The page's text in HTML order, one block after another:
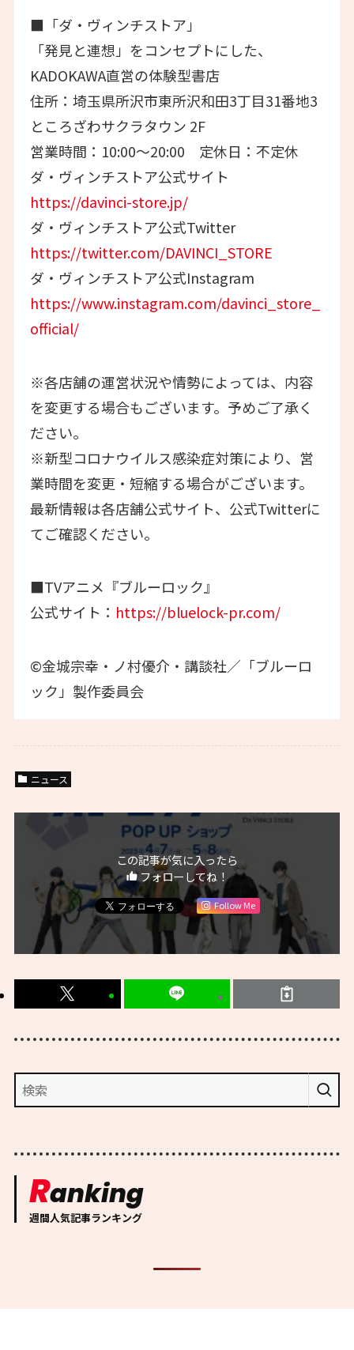
■「ダ・ヴィンチストア」
「発見と連想」をコンセプトにした、
KADOKAWA直営の体験型書店
住所：埼玉県所沢市東所沢和田3丁目31番地3
ところざわサクラタウン 2F
営業時間：10:00～20:00 定休日：不定休
ダ・ヴィンチストア公式サイト
https://davinci-store.jp/
ダ・ヴィンチストア公式Twitter
https://twitter.com/DAVINCI_STORE
ダ・ヴィンチストア公式Instagram
https://www.instagram.com/davinci_store_
official/
※各店舗の運営状況や情勢によっては、内容
を変更する場合もございます。予めご了承く
ださい。
※新型コロナウイルス感染症対策により、営
業時間を変更・短縮する場合がございます。
最新情報は各店舗公式サイト、公式Twitterに
てご確認ください。
■TVアニメ『ブルーロック』
公式サイト： https://bluelock-pr.com/
©金城宗幸・ノ村優介・講談社／「ブルーロ
ック」製作委員会
ニュース
この記事が気に入ったら
フォローしてね！
Follow Me
Ranking
週間人気記事ランキング